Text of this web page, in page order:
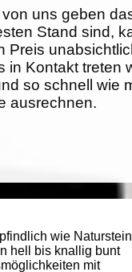
uns geben
Stand sind,
Preis
in Kontakt treten
so schnell wie
ausrechnen.
wie
hell bis knallig bunt
mit